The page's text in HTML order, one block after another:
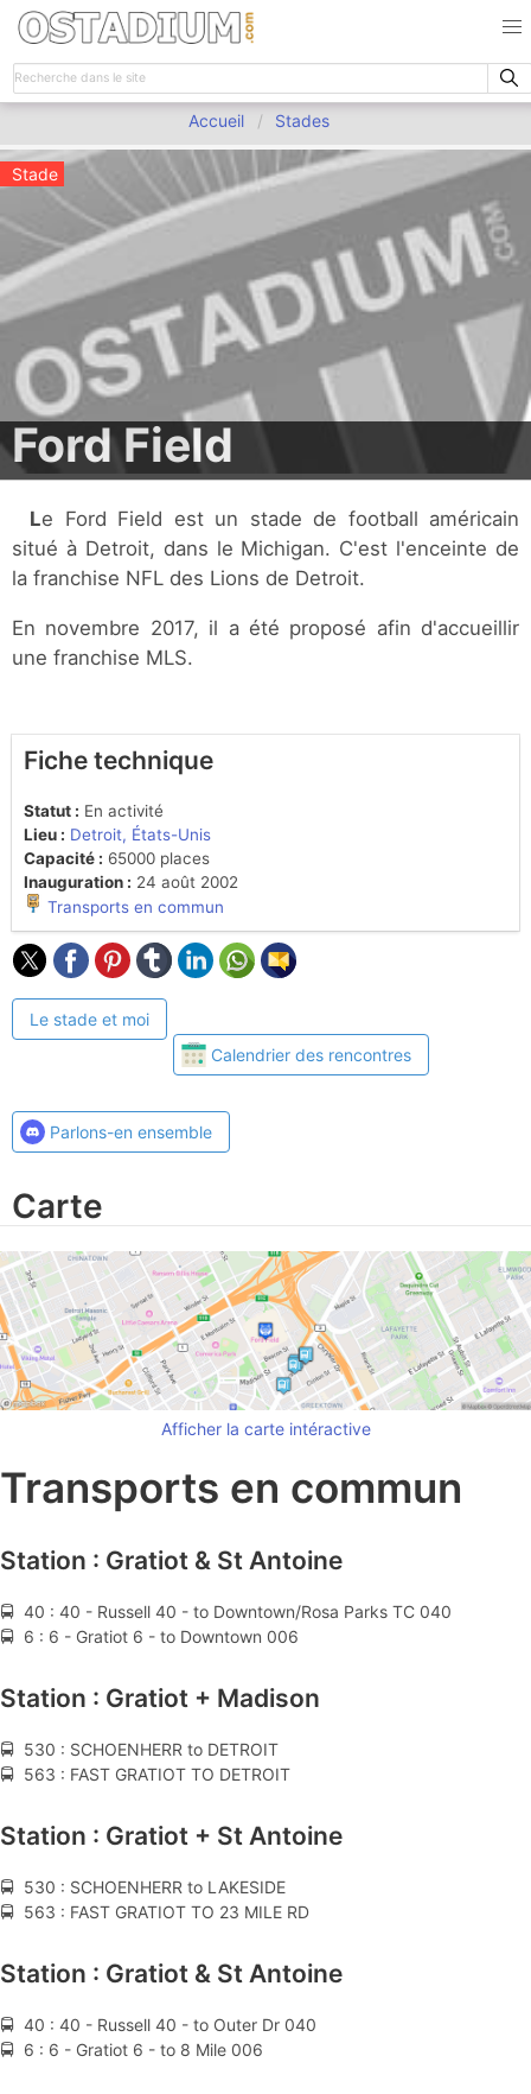
Accueil Stades
Stade
Ford Field
Le Ford Field est un stade de football américain
situé à Detroit, dans le Michigan. C'est l'enceinte de
la franchise NFL des Lions de Detroit.
En novembre 2017, il a été proposé afin d'accueillir
une franchise MLS.
Fiche technique
Statut : En activité
Lieu : Detroit, États-Unis
Capacité : 65000 places
Inauguration : 24 août 2002
Transports en commun
Le stade et moi
Calendrier des rencontres
Parlons-en ensemble
Carte
Afficher la carte intéractive
Transports en commun
Station : Gratiot & St Antoine
🚍 40 : 40 - Russell 40 - to Downtown/Rosa Parks TC 040
🚍 6 : 6 - Gratiot 6 - to Downtown 006
Station : Gratiot + Madison
🚍 530 : SCHOENHERR to DETROIT
🚍 563 : FAST GRATIOT TO DETROIT
Station : Gratiot + St Antoine
🚍 530 : SCHOENHERR to LAKESIDE
🚍 563 : FAST GRATIOT TO 23 MILE RD
Station : Gratiot & St Antoine
🚍 40 : 40 - Russell 40 - to Outer Dr 040
🚍 6 : 6 - Gratiot 6 - to 8 Mile 006